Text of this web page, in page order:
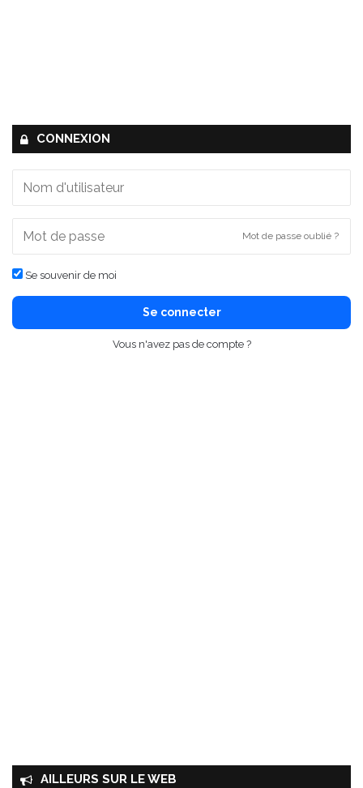
CONNEXION
Mot de passe oublié ?
Se souvenir de moi
Se connecter
Vous n'avez pas de compte ?
AILLEURS SUR LE WEB